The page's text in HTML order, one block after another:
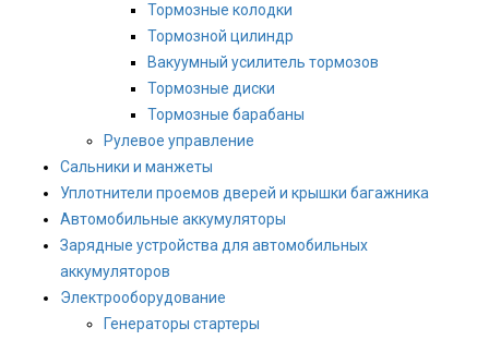
Тормозные колодки
Тормозной цилиндр
Вакуумный усилитель тормозов
Тормозные диски
Тормозные барабаны
Рулевое управление
Сальники и манжеты
Уплотнители проемов дверей и крышки багажника
Автомобильные аккумуляторы
Зарядные устройства для автомобильных
аккумуляторов
Электрооборудование
Генераторы стартеры